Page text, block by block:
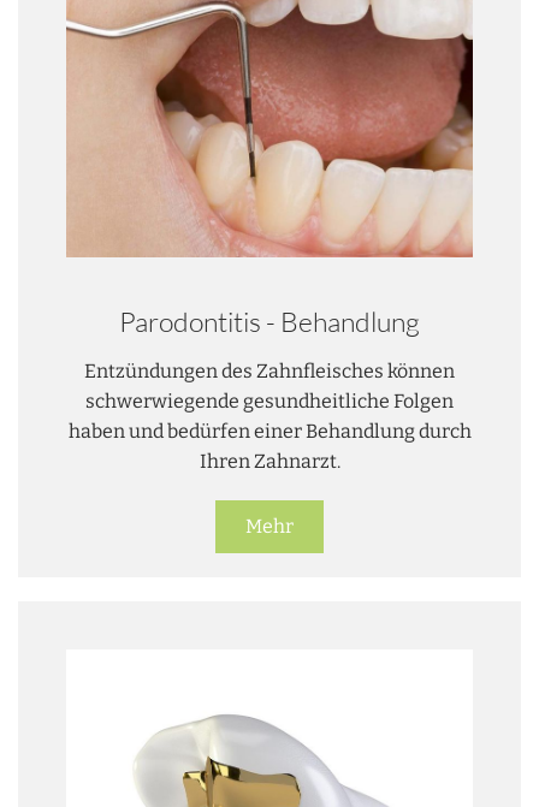
Parodontitis - Behandlung
Entzündungen des Zahnfleisches können
schwerwiegende gesundheitliche Folgen
haben und bedürfen einer Behandlung durch
Ihren Zahnarzt.
Mehr